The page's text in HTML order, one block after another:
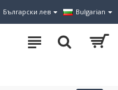
Български лев Bulgarian